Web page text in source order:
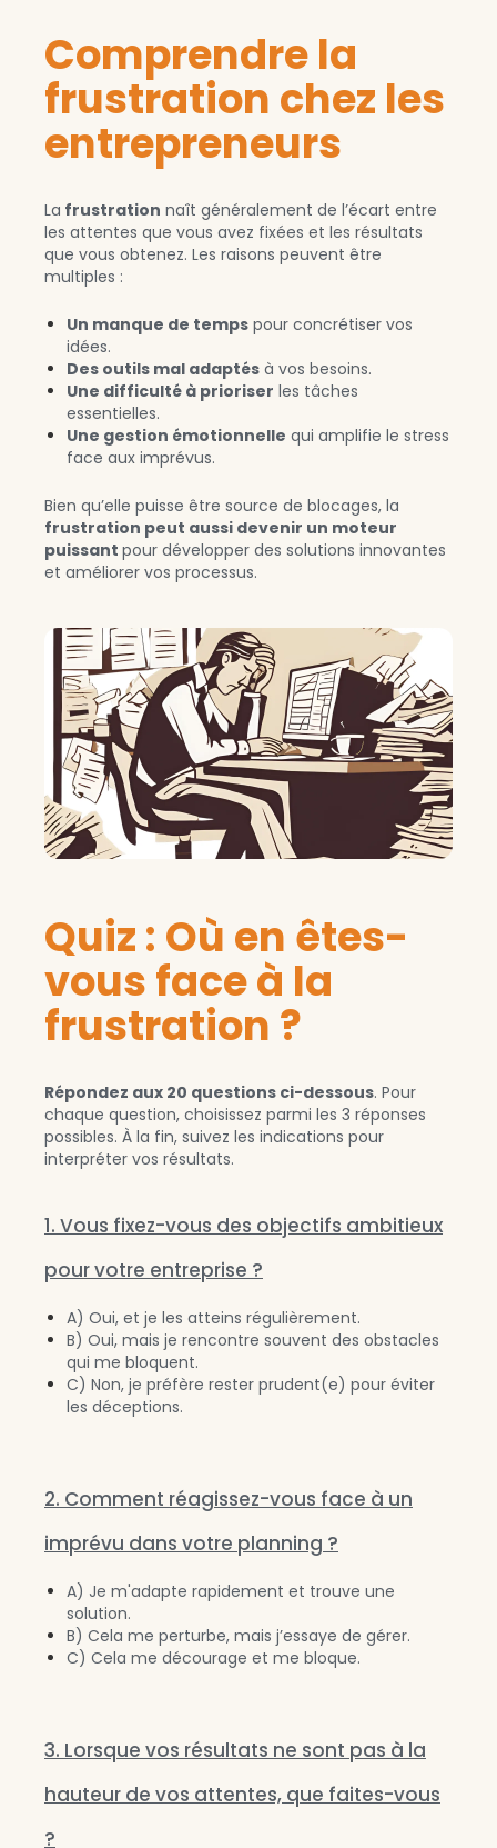
Comprendre la
frustration chez les
entrepreneurs
La frustration naît généralement de l’écart entre
les attentes que vous avez fixées et les résultats
que vous obtenez. Les raisons peuvent être
multiples :
Un manque de temps pour concrétiser vos
idées.
Des outils mal adaptés à vos besoins.
Une difficulté à prioriser les tâches
essentielles.
Une gestion émotionnelle qui amplifie le stress
face aux imprévus.
Bien qu’elle puisse être source de blocages, la
frustration peut aussi devenir un moteur
puissant pour développer des solutions innovantes
et améliorer vos processus.
Quiz : Où en êtes-
vous face à la
frustration ?
Répondez aux 20 questions ci-dessous. Pour
chaque question, choisissez parmi les 3 réponses
possibles. À la fin, suivez les indications pour
interpréter vos résultats.
1. Vous fixez-vous des objectifs ambitieux
pour votre entreprise ?
A) Oui, et je les atteins régulièrement.
B) Oui, mais je rencontre souvent des obstacles
qui me bloquent.
C) Non, je préfère rester prudent(e) pour éviter
les déceptions.
2. Comment réagissez-vous face à un
imprévu dans votre planning ?
A) Je m'adapte rapidement et trouve une
solution.
B) Cela me perturbe, mais j’essaye de gérer.
C) Cela me décourage et me bloque.
3. Lorsque vos résultats ne sont pas à la
hauteur de vos attentes, que faites-vous
?